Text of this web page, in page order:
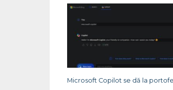
Microsoft Copilot se dă la